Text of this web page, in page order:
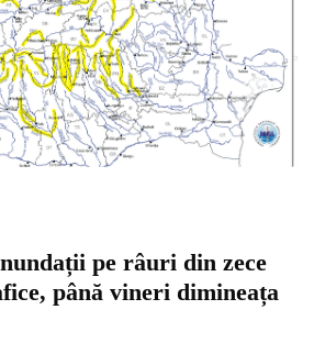
pe râuri din zece
până vineri dimineața